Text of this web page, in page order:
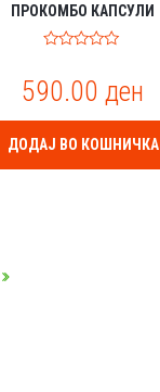
ПРОКОМБО КАПСУЛИ
u
t
5
590.00ден
ДОДАЈ ВО КОШНИЧКА